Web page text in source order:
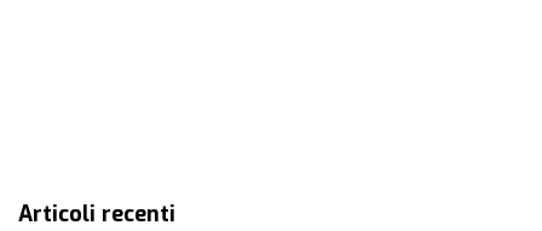
Articoli recenti